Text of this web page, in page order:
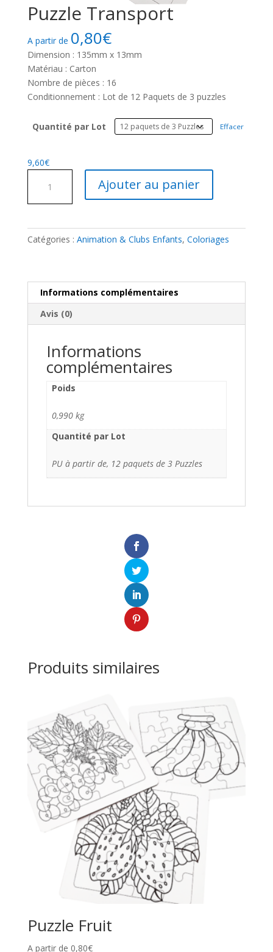
Puzzle Transport
A partir de 0,80€
Dimension : 135mm x 13mm
Matériau : Carton
Nombre de pièces : 16
Conditionnement : Lot de 12 Paquets de 3 puzzles
Quantité par Lot Effacer
9,60€
Puzzle
Ajouter au panier
Catégories : Animation & Clubs Enfants, Coloriages
Informations complémentaires
Avis (0)
Informations
complémentaires
Poids
0,990 kg
Quantité par Lot
PU à partir de, 12 paquets de 3 Puzzles
Produits similaires
Puzzle Fruit
A partir de 0,80€